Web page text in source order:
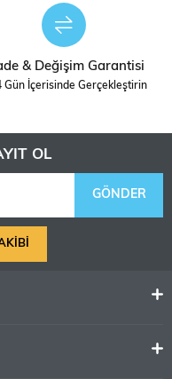
& Değişim Garantisi
Gün İçerisinde Gerçekleştirin
OL
GÖNDER